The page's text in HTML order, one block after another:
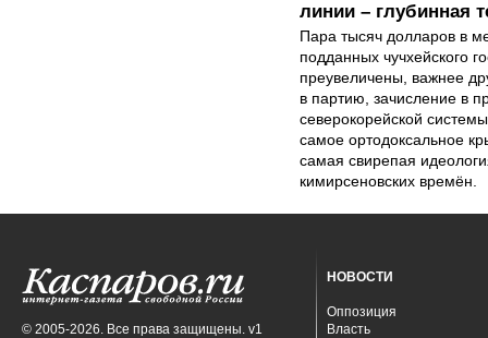
линии – глубинная
Пара тысяч долларов в
подданных чучхейского
преувеличены, важнее
в партию, зачисление в
северокорейской
самое ортодоксальное
самая свирепая
кимирсеновских времён.
© 2005-2026. Все права защищены. v1
НОВОСТИ
Оппозиция
Власть